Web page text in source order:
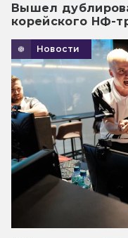
Вышел
корейского НФ-
Новости